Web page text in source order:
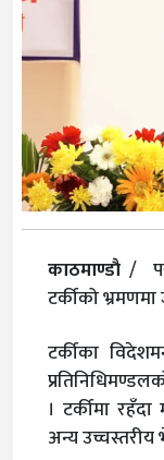
काठमाण्डाै /
टर्कीको
टर्कीका
। टर्कीमा
अन्य उच्चस्तरीय